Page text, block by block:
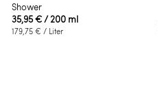
Shower
35,95 €/ 200 ml
179,75 € / Liter